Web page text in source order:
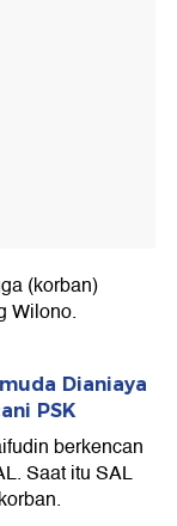
(korban)
Wilono.
Dianiaya
PSK
berkencan
Saat itu SAL